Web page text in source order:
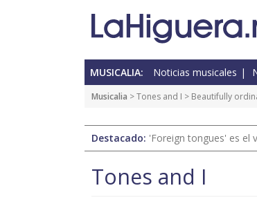
MUSICALIA: Noticias musicales
Musicalia >Tones and I > Beautifully
Destacado: 'Foreign tongues' es el
Tones and I